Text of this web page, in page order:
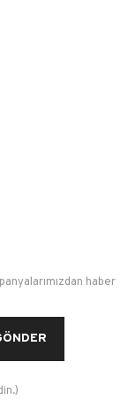
haber